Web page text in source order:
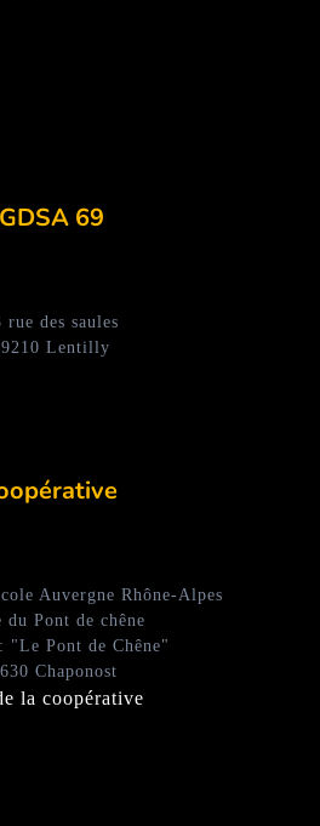
GDSA 69
rue des saules
Lentilly
Auvergne Rhône-Alpes
du Pont de chêne
Pont de Chêne"
Chaponost
la coopérative